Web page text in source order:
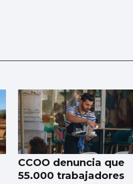
CCOO denuncia que
55.000 trabajadores